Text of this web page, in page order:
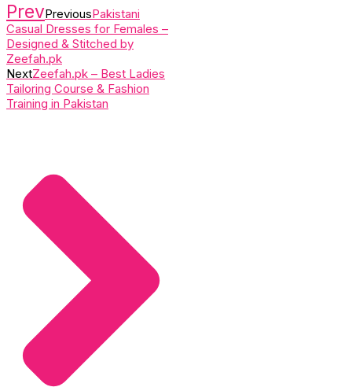
PrevPreviousPakistani
Casual Dresses for Females –
Designed & Stitched by
Zeefah.pk
NextZeefah.pk – Best Ladies
Tailoring Course & Fashion
Training in Pakistan